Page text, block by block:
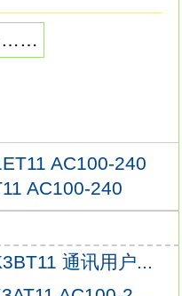
动作。
通延迟）。
电极开路的晶体
VLC-
VLC-FLK3ET11
高度：8mm）、
到设定值为
……
AC100-240
AC100-240
通讯用户...